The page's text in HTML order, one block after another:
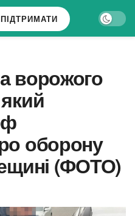
ПІДТРИМАТИ
ворожого
оборону
(ФОТО)